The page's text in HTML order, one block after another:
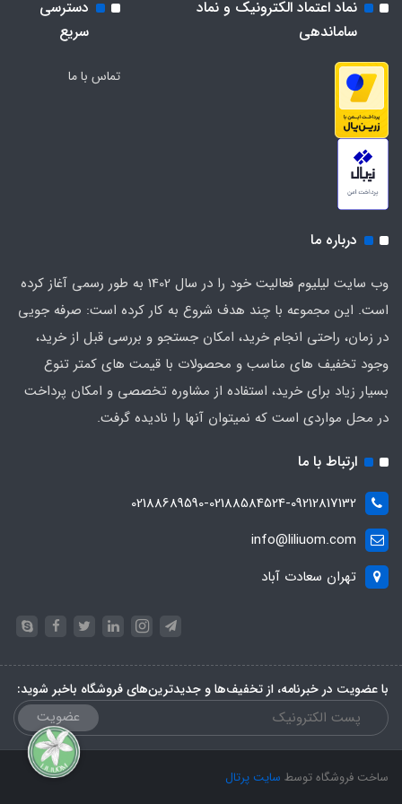
برای شرایط فعلی تکنولوژی مورد نیاز و کاربردهای متنوع با
هدف بهبود ابزارهای کاربردی می باشد.
نماد اعتماد الکترونیک و نماد
ساماندهی
دسترسی
سریع
تماس با ما
درباره ما
وب سایت لیلیوم فعالیت خود را در سال 1402 به طور رسمی آغاز کرده
است. این مجموعه با چند هدف شروع به کار کرده است: صرفه جویی
در زمان، راحتی انجام خرید، امکان جستجو و بررسی قبل از خرید،
وجود تخفیف های مناسب و محصولات با قیمت های کمتر تنوع
بسیار زیاد برای خرید، استفاده از مشاوره تخصصی و امکان پرداخت
در محل مواردی است که نمیتوان آنها را نادیده گرفت.
ارتباط با ما
02188689590-02188584524-09212817132
info@liliuom.com
تهران سعادت آباد
با عضویت در خبرنامه، از تخفیف‌ها و جدیدترین‌های فروشگاه باخبر شوید:
عضویت
ساخت فروشگاه توسط سایت پرتال